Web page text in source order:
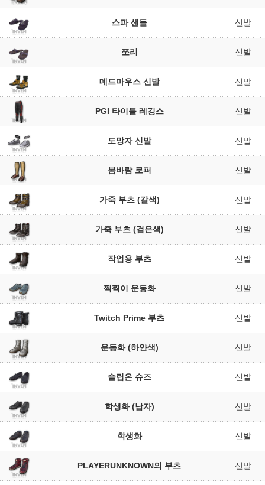
스파 샌들 신발
쪼리 신발
데드마우스 신발 신발
PGI 타이틀 레깅스 신발
도망자 신발 신발
봄바람 로퍼 신발
가죽 부츠 (갈색) 신발
가죽 부츠 (검은색) 신발
작업용 부츠 신발
찍찍이 운동화 신발
Twitch Prime 부츠 신발
운동화 (하얀색) 신발
슬립온 슈즈 신발
학생화 (남자) 신발
학생화 신발
PLAYERUNKNOWN의 부츠 신발